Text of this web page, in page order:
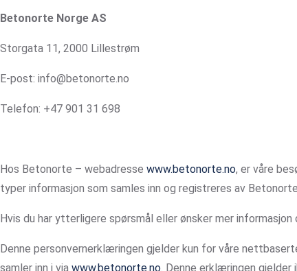
Betonorte Norge AS
Storgata 11, 2000 Lillestrøm
E-post: info@betonorte.no
Telefon: +47 901 31 698
Hos Betonorte – webadresse www.betonorte.no, er våre
typer informasjon som samles inn og registreres av
Hvis du har ytterligere spørsmål eller ønsker mer
Denne personvernerklæringen gjelder kun for våre
samler inn i via www.betonorte.no. Denne erklæringen